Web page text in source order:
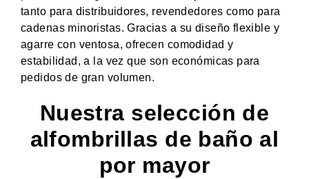
tanto para distribuidores, revendedores como para
cadenas minoristas. Gracias a su diseño flexible y
agarre con ventosa, ofrecen comodidad y
estabilidad, a la vez que son económicas para
pedidos de gran volumen.
Nuestra selección de
alfombrillas de baño al
por mayor